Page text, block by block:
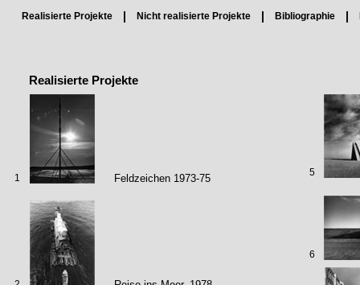
Realisierte Projekte Nicht realisierte Projekte Bibliographie
Realisierte Projekte
1 Feldzeichen 1973-75 5
6